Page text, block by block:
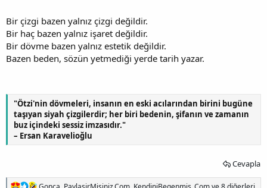
Bir çizgi bazen yalnız çizgi değildir.
Bir haç bazen yalnız işaret değildir.
Bir dövme bazen yalnız estetik değildir.
Bazen beden, sözün yetmediği yerde tarih yazar.
"Ötzi'nin dövmeleri, insanın en eski acılarından birini bugüne
taşıyan siyah çizgilerdir; her biri bedenin, şifanın ve zamanın
buz içindeki sessiz imzasıdır."
– Ersan Karavelioğlu
Cevapla
T